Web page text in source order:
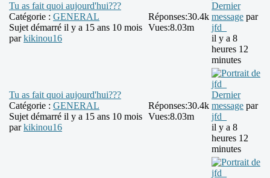
Tu as fait quoi aujourd'hui???
Catégorie : GENERAL
Sujet démarré il y a 15 ans 10 mois
parkikinou16
Réponses:30.4k
Vues:8.03m
Dernier
message par
jfd_
il y a 8
heures 12
minutes
Tu as fait quoi aujourd'hui???
Catégorie : GENERAL
Sujet démarré il y a 15 ans 10 mois
parkikinou16
Réponses:30.4k
Vues:8.03m
Dernier
message par
jfd_
il y a 8
heures 12
minutes